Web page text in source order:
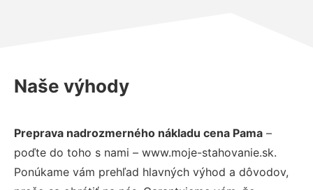
Naše výhody
Preprava nadrozmerného nákladu cena Pama –
poďte do toho s nami – www.moje-stahovanie.sk.
Ponúkame vám prehľad hlavných výhod a dôvodov,